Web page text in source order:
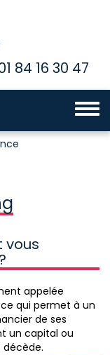
84 16 30 47
Toggle
vous
appelée
qui permet à un
de ses
un capital ou
décède.